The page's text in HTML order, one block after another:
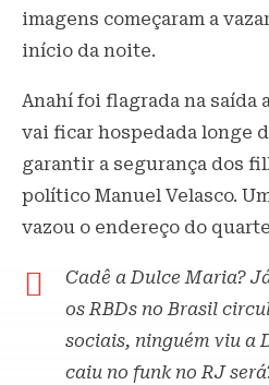
imagens começaram a
início da noite.
Anahí foi flagrada na saída
vai ficar hospedada longe
garantir a segurança dos
político Manuel Velasco.
vazou o endereço do
Cadê a Dulce Maria?
os RBDs no Brasil
sociais, ninguém viu a
caiu no funk no RJ